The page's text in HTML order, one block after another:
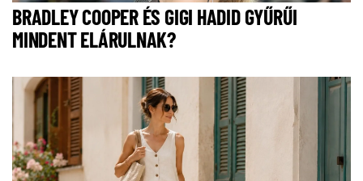
BRADLEY COOPER ÉS GIGI HADID GYŰRŰI
MINDENT ELÁRULNAK?